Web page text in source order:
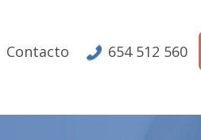
Contacto 654 512 560